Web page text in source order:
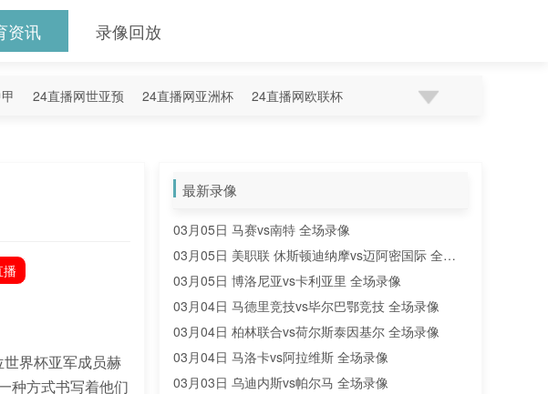
资讯 录像回放
24直播网世亚预 24直播网亚洲杯 24直播网欧联杯
播
界杯亚军成员赫
种方式书写着他们
最新录像
03月05日 马赛vs南特 全场录像
03月05日 美职联 休斯顿迪纳摩vs迈阿密国际 全场
录像
03月05日 博洛尼亚vs卡利亚里 全场录像
03月04日 马德里竞技vs毕尔巴鄂竞技 全场录像
03月04日 柏林联合vs荷尔斯泰因基尔 全场录像
03月04日 马洛卡vs阿拉维斯 全场录像
03月03日 乌迪内斯vs帕尔马 全场录像